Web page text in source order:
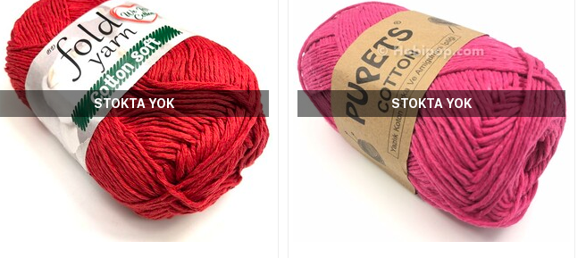
STOKTA YOK STOKTA YOK